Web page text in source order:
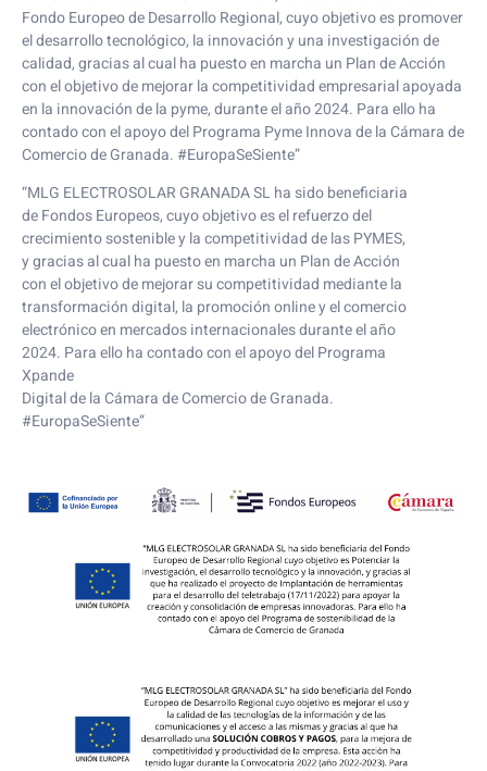
Fondo Europeo de Desarrollo Regional, cuyo objetivo es promover
el desarrollo tecnológico, la innovación y una investigación de
calidad, gracias al cual ha puesto en marcha un Plan de Acción
con el objetivo de mejorar la competitividad empresarial apoyada
en la innovación de la pyme, durante el año 2024. Para ello ha
contado con el apoyo del Programa Pyme Innova de la Cámara de
Comercio de Granada. #EuropaSeSiente”
“MLG ELECTROSOLAR GRANADA SL ha sido beneficiaria
de Fondos Europeos, cuyo objetivo es el refuerzo del
crecimiento sostenible y la competitividad de las PYMES,
y gracias al cual ha puesto en marcha un Plan de Acción
con el objetivo de mejorar su competitividad mediante la
transformación digital, la promoción online y el comercio
electrónico en mercados internacionales durante el año
2024. Para ello ha contado con el apoyo del Programa
Xpande
Digital de la Cámara de Comercio de Granada.
#EuropaSeSiente”